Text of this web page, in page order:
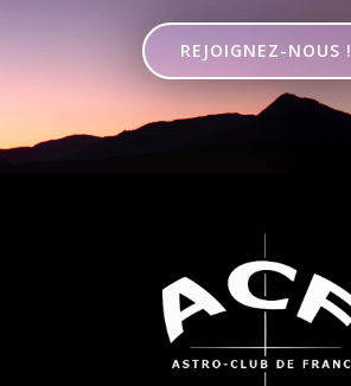
REJOIGNEZ-NOUS !